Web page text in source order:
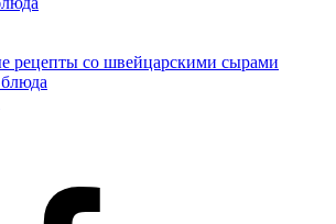
рецепты со швейцарскими сырами